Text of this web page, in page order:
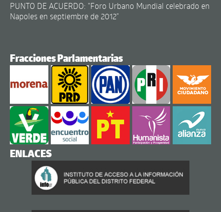
PUNTO DE ACUERDO: "Foro Urbano Mundial celebrado en
Napoles en septiembre de 2012"
Fracciones Parlamentarias
ENLACES